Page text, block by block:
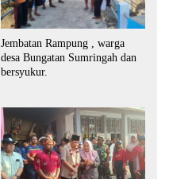
Jembatan Rampung , warga
desa Bungatan Sumringah dan
bersyukur.